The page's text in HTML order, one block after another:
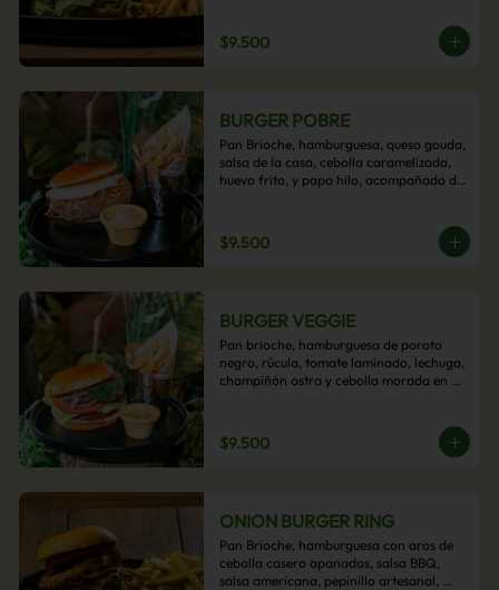
$9.500
BURGER POBRE
Pan Brioche, hamburguesa, queso gouda,
salsa de la casa, cebolla caramelizada,
huevo frito, y papa hilo, acompañado de
$9.500
BURGER VEGGIE
Pan brioche, hamburguesa de poroto
negro, rúcula, tomate laminado, lechuga,
champiñón ostra y cebolla morada en
$9.500
ONION BURGER RING
Pan Brioche, hamburguesa con aros de
cebolla casero apanados, salsa BBQ,
salsa americana, pepinillo artesanal,